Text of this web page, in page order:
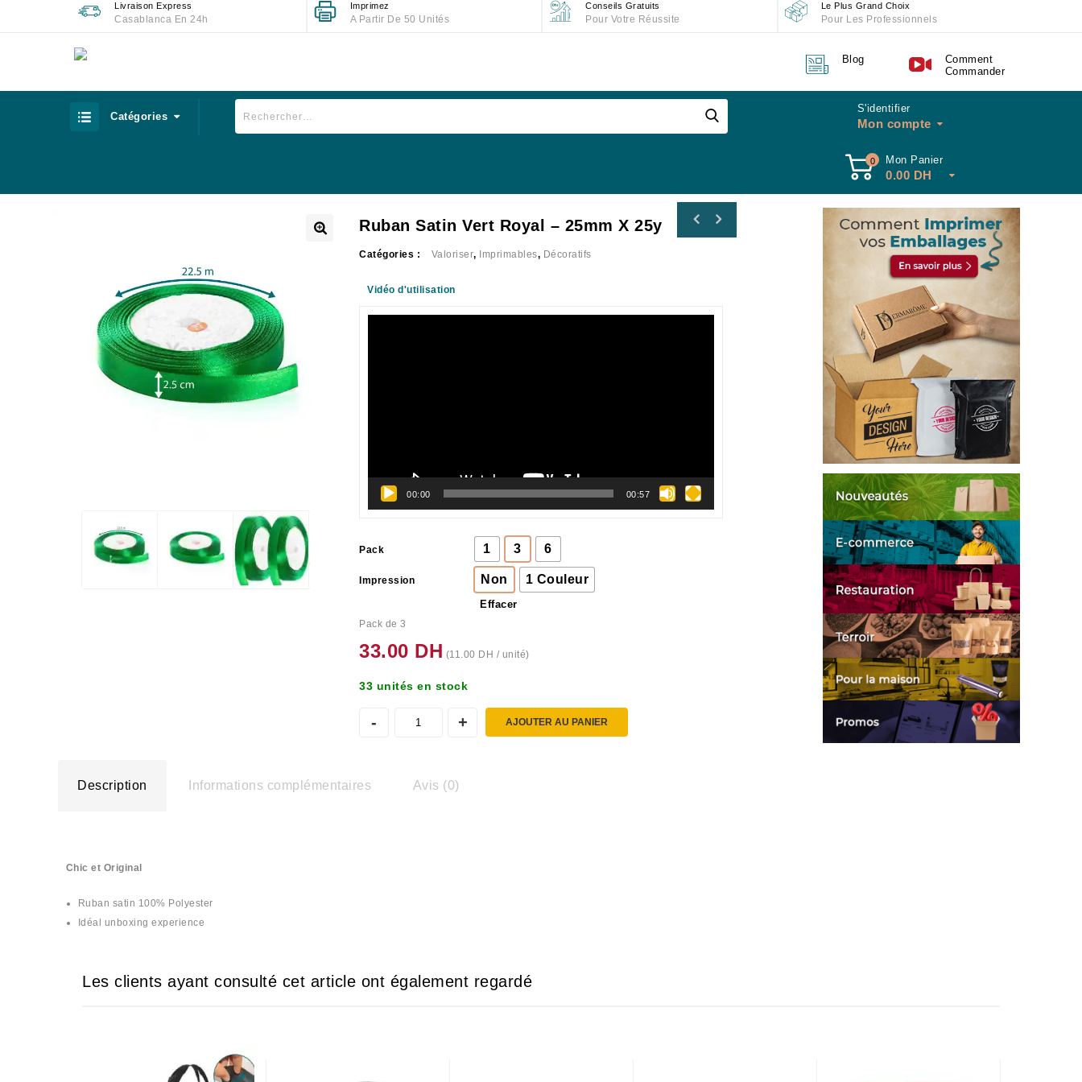
Livraison Express
Casablanca En 24h
Imprimez
A Partir De 50 Unités
Conseils Gratuits
Pour Votre Réussite
Le Plus Grand Choix
Pour Les Professionnels
Blog
Comment
Commander
Catégories
S'identifier
Mon compte
0 Mon Panier
0.00 DH
Ruban Satin Vert Royal – 25mm X 25y
Catégories : Valoriser, Imprimables, Décoratifs
Vidéo d'utilisation
00:00 00:57
Pack 1 3 6
Impression Non 1 Couleur
Effacer
Pack de 3
33.00 DH (11.00 DH / unité)
33 unités en stock
AJOUTER AU PANIER
Description Informations complémentaires Avis (0)
Chic et Original
Ruban satin 100% Polyester
Idéal unboxing experience
Les clients ayant consulté cet article ont également regardé